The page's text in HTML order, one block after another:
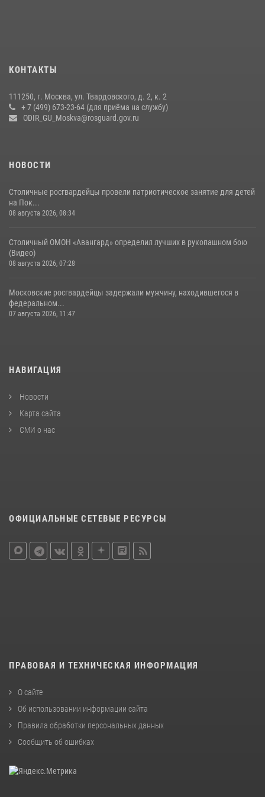
чемпионат по самбо (виео)
Центр профессиональной подготовки сотрудников
вневедомственной охраны столичного главка Росгвардии отмечает
КОНТАКТЫ
111250, г. Москва, ул. Твардовского, д. 2, к. 2
+ 7 (499) 673-23-64 (для приёма на службу)
ODIR_GU_Moskva@rosguard.gov.ru
НОВОСТИ
Столичные росгвардейцы провели патриотическое занятие для детей
на Пок...
08 августа 2026, 08:34
Столичный ОМОН «Авангард» определил лучших в рукопашном бою
(Видео)
08 августа 2026, 07:28
Московские росгвардейцы задержали мужчину, находившегося в
федеральном...
07 августа 2026, 11:47
НАВИГАЦИЯ
Новости
Карта сайта
СМИ о нас
ОФИЦИАЛЬНЫЕ СЕТЕВЫЕ РЕСУРСЫ
ПРАВОВАЯ И ТЕХНИЧЕСКАЯ ИНФОРМАЦИЯ
О сайте
Об использовании информации сайта
Правила обработки персональных данных
Сообщить об ошибках